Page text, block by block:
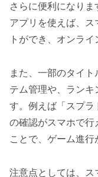
さらに便利になり
アプリを使えば、ス
トができ、オンラ
また、一部のタイ
テム管理や、ラン
す。例えば「スプ
の確認がスマホで行
ことで、ゲーム進行
注意点としては、ス